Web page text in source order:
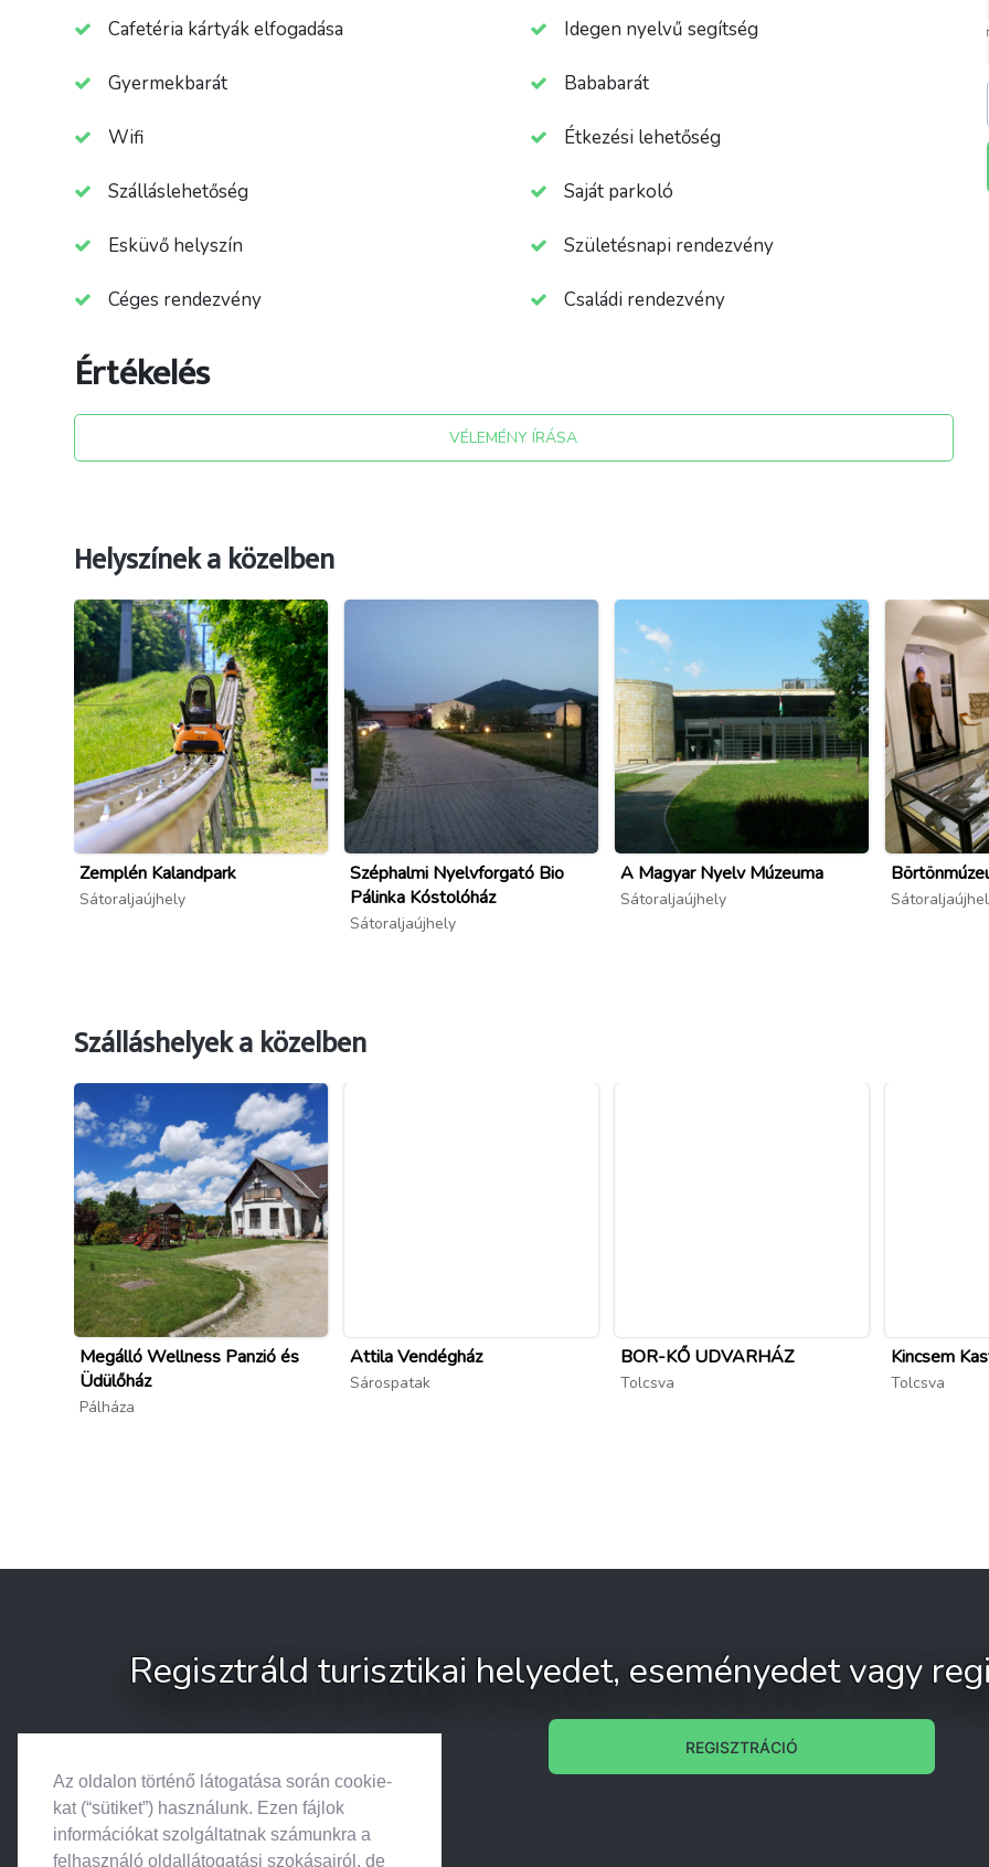
Az oldalon történő látogatása során cookie-
kat (“sütiket”) használunk. Ezen fájlok
információkat szolgáltatnak számunkra a
felhasználó oldallátogatási szokásairól, de
Cafetéria kártyák elfogadása Idegen nyelvű segítség
Gyermekbarát Bababarát
Wifi Étkezési lehetőség
Szálláslehetőség Saját parkoló
Esküvő helyszín Születésnapi rendezvény
Céges rendezvény Családi rendezvény
Értékelés
VÉLEMÉNY ÍRÁSA
Helyszínek a közelben
Zemplén Kalandpark
Sátoraljaújhely
Széphalmi Nyelvforgató Bio
Pálinka Kóstolóház
Sátoraljaújhely
A Magyar Nyelv Múzeuma
Sátoraljaújhely
Szálláshelyek a közelben
Megálló Wellness Panzió és
Üdülőház
Pálháza
Attila Vendégház
Sárospatak
BOR-KŐ UDVARHÁZ
Tolcsva
Kincsem
Tolcsva
Regisztráld turisztikai helyedet, eseményedet vagy
REGISZTRÁCIÓ